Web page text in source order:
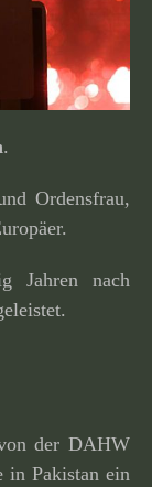
.
Ordensfrau,
Jahren nach
der DAHW
in Pakistan ein